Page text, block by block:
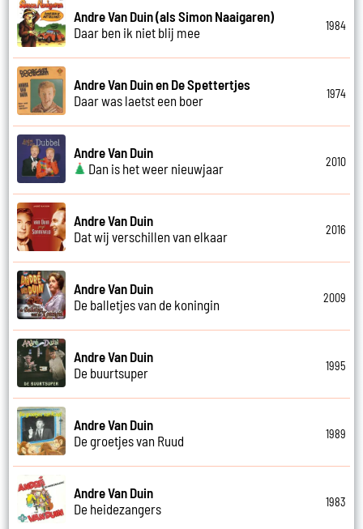
Andre Van Duin (als Simon Naaigaren)
Daar ben ik niet blij mee
1984
Andre Van Duin en De Spettertjes
Daar was laetst een boer
1974
Andre Van Duin
Dan is het weer nieuwjaar
2010
Andre Van Duin
Dat wij verschillen van elkaar
2016
Andre Van Duin
De balletjes van de koningin
2009
Andre Van Duin
De buurtsuper
1995
Andre Van Duin
De groetjes van Ruud
1989
Andre Van Duin
De heidezangers
1983